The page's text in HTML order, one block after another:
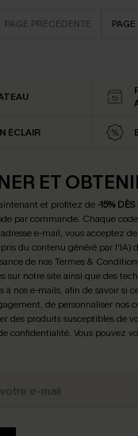
PAGE PRÉCÉDENTE
ÉCLAIR
ET
et profitez de -15%
par commande. Chaque
e-mail, vous acceptez
du contenu généré par l'IA)
de nosTermes &
sur notre site ainsi que des
à nos e-mails, afin de savoir si
de personnaliser nos
des produits susceptibles de
confidentialité. Vous pouvez